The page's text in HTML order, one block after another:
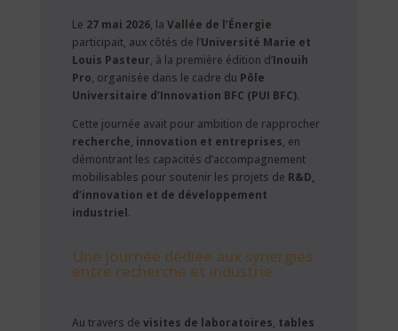
Le 27 mai 2026, la Vallée de l’Énergie
participait, aux côtés de l’Université Marie et
Louis Pasteur, à la première édition d’Inouih
Pro, organisée dans le cadre du Pôle
Universitaire d’Innovation BFC (PUI BFC).
Cette journée avait pour ambition de rapprocher
recherche, innovation et entreprises, en
démontrant les capacités d’accompagnement
mobilisables pour soutenir les projets de R&D,
d’innovation et de développement
industriel.
Une journée dédiée aux synergies
entre recherche et industrie
Au travers de visites de laboratoires, tables